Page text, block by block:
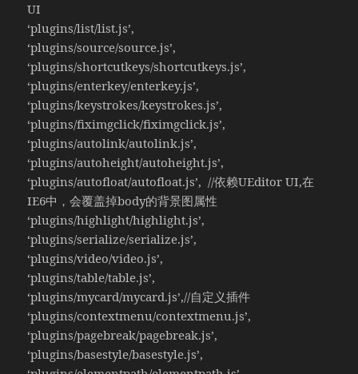
UI
‘plugins/list/list.js’,
‘plugins/source/source.js’,
‘plugins/shortcutkeys/shortcutkeys.js’,
‘plugins/enterkey/enterkey.js’,
‘plugins/keystrokes/keystrokes.js’,
‘plugins/fiximgclick/fiximgclick.js’,
‘plugins/autolink/autolink.js’,
‘plugins/autoheight/autoheight.js’,
‘plugins/autofloat/autofloat.js’, //依赖UEditor UI,在
IE6中，会覆盖掉body的背景图属性
‘plugins/highlight/highlight.js’,
‘plugins/serialize/serialize.js’,
‘plugins/video/video.js’,
‘plugins/table/table.js’,
‘plugins/mycard/mycard.js’,//自定义插件
‘plugins/contextmenu/contextmenu.js’,
‘plugins/pagebreak/pagebreak.js’,
‘plugins/basestyle/basestyle.js’,